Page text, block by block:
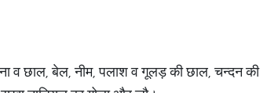
व छाल, बेल, नीम, पलाश व गूलड़ की छाल, चन्दन की